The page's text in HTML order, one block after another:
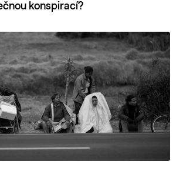
konspirací?